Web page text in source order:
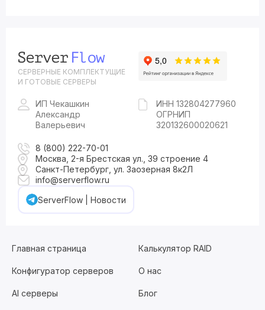
СЕРВЕРНЫЕ КОМПЛЕКТУЩИЕ
И ГОТОВЫЕ СЕРВЕРЫ
ИП Чекашкин
Александр
Валерьевич
ИНН 132804277960
ОГРНИП
320132600020621
8 (800) 222-70-01
Москва, 2-я Брестская ул., 39 строение 4
Санкт-Петербург, ул. Заозерная 8к2Л
info@serverflow.ru
ServerFlow | Новости
Главная страница Калькулятор RAID
Конфигуратор серверов О нас
AI серверы Блог